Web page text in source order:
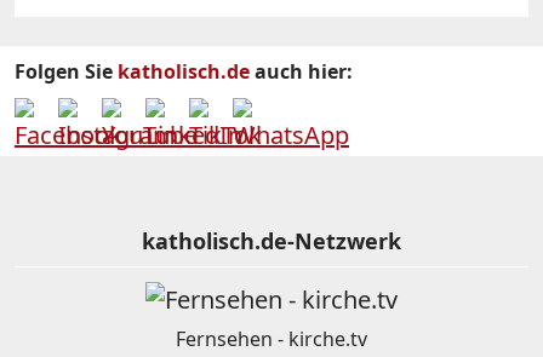
Folgen Sie katholisch.deauch hier:
katholisch.de-Netzwerk
Fernsehen - kirche.tv